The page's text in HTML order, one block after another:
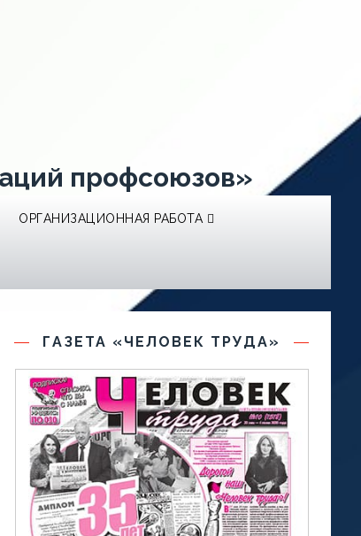
профсоюзов»
ОРГАНИЗАЦИОННАЯ РАБОТА
ГАЗЕТА «ЧЕЛОВЕК ТРУДА»